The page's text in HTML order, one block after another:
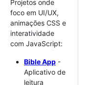
Projetos onde
foco em UI/UX,
animações CSS e
interatividade
com JavaScript:
Bible App -
Aplicativo de
leitura